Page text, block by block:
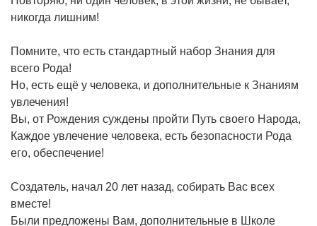
никогда лишним!
Помните, что есть стандартный набор Знания для
всего Рода!
Но, есть ещё у человека, и дополнительные к Знаниям
увлечения!
Вы, от Рождения суждены пройти Путь своего Народа,
Каждое увлечение человека, есть безопасности Рода
его, обеспечение!
Создатель, начал 20 лет назад, собирать Вас всех
вместе!
Были предложены Вам, дополнительные в Школе